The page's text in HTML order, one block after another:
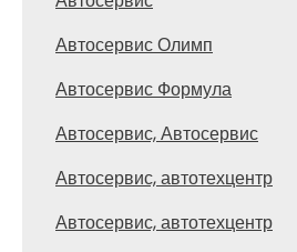
Автосервис Олимп
Автосервис Формула
Автосервис, Автосервис
Автосервис, автотехцентр
Автосервис, автотехцентр